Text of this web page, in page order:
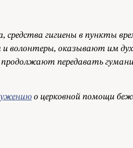
гигиены в пункты
и волонтеры, оказывают им
продолжают передавать
о церковной помощи